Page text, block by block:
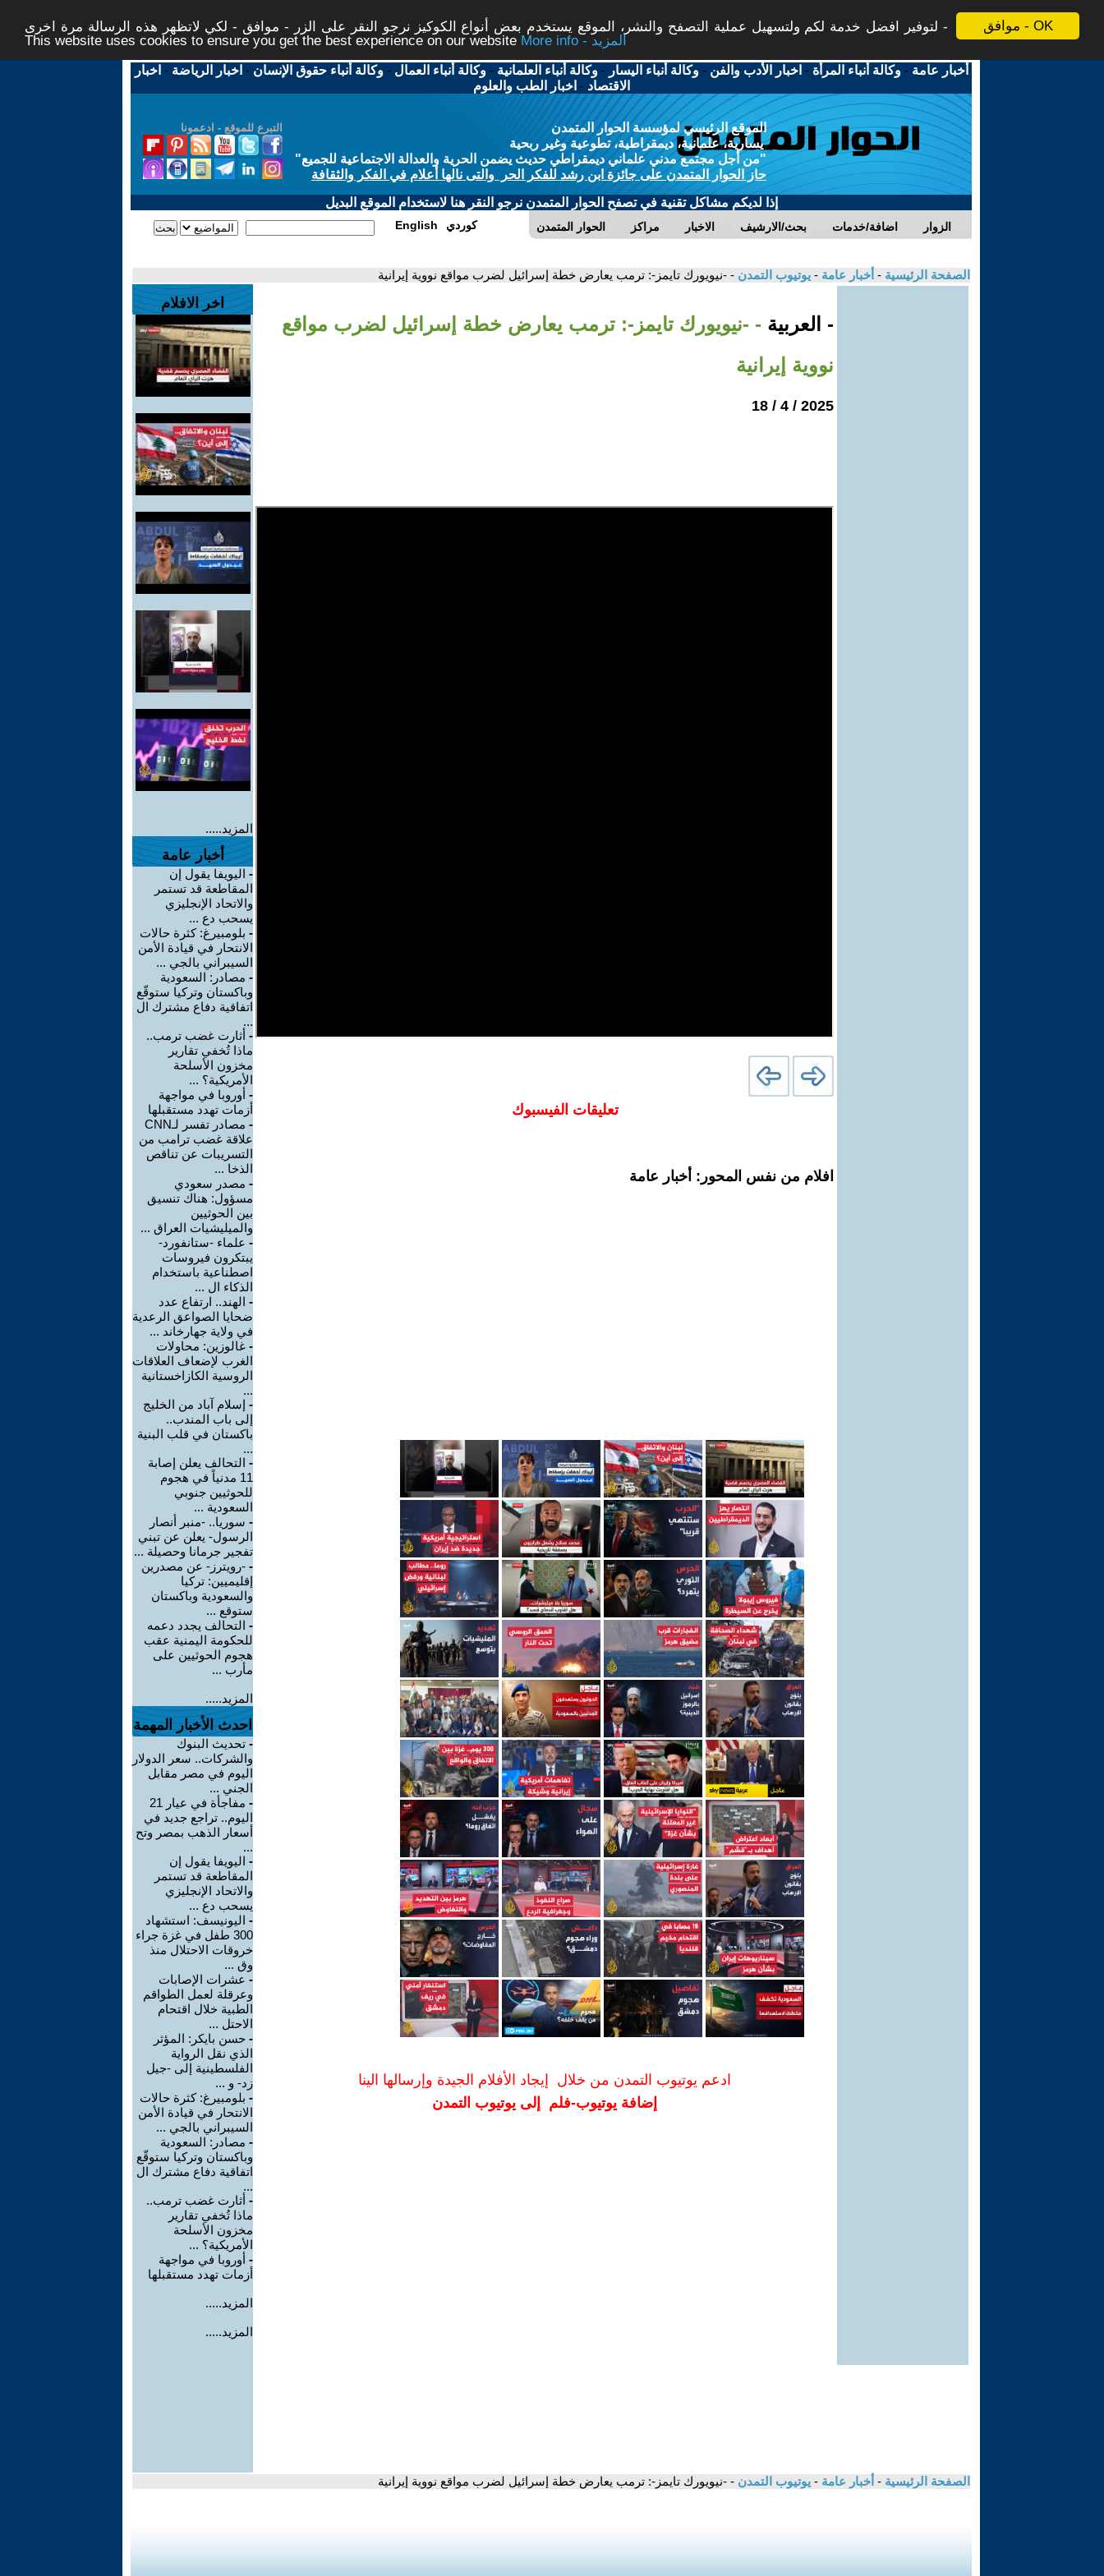
موافق - OK
لتوفير افضل خدمة لكم ولتسهيل عملية التصفح والنشر، الموقع يستخدم بعض أنواع الكوكيز نرجو النقر على الزر - موافق - لكي لاتظهر هذه الرسالة مرة اخرى -
This website uses cookies to ensure you get the best experience on our website
More info - المزيد
أخبار عامة -وكالة أنباء المرأة - اخبار الأدب والفن -وكالة أنباء اليسار -وكالة أنباء العلمانية -وكالة أنباء العمال -وكالة أنباء حقوق الإنسان - اخبار الرياضة - اخبار
الاقتصاد - اخبار الطب والعلوم
التبرع للموقع - ادعمونا
الموقع الرئيسي لمؤسسة الحوار المتمدن
يسارية، علمانية، ديمقراطية، تطوعية وغير ربحية
"من أجل مجتمع مدني علماني ديمقراطي حديث يضمن الحرية والعدالة الاجتماعية للجميع"
حاز الحوار المتمدن على جائزة ابن رشد للفكر الحر والتى نالها أعلام في الفكر والثقافة
إذا لديكم مشاكل تقنية في تصفح الحوار المتمدن نرجو النقر هنا لاستخدام الموقع البديل
الحوار المتمدن مراكز الاخبار بحث/الارشيف اضافة/خدمات الزوار English كوردي
الصفحة الرئيسية - أخبار عامة - يوتيوب التمدن - -نيويورك تايمز-: ترمب يعارض خطة إسرائيل لضرب مواقع نووية إيرانية
- العربية - -نيويورك تايمز-: ترمب يعارض خطة إسرائيل لضرب مواقع
نووية إيرانية
2025 / 4 / 18
تعليقات الفيسبوك
افلام من نفس المحور: أخبار عامة
ادعم يوتيوب التمدن من خلال إيجاد الأفلام الجيدة وإرسالها الينا
إضافة يوتيوب-فلم إلى يوتيوب التمدن
اخر الافلام
المزيد.....
أخبار عامة
- اليويفا يقول إن
المقاطعة قد تستمر
والاتحاد الإنجليزي
يسحب دع ...
- بلومبيرغ: كثرة حالات
الانتحار في قيادة الأمن
السيبراني بالجي ...
- مصادر: السعودية
وباكستان وتركيا ستوقّع
اتفاقية دفاع مشترك ال
...
- أثارت غضب ترمب..
ماذا تُخفي تقارير
مخزون الأسلحة
الأمريكية؟ ...
- أوروبا في مواجهة
أزمات تهدد مستقبلها
-
مصادر تفسر لـCNN
علاقة غضب ترامب من
التسريبات عن تناقص
الذخا ...
- مصدر سعودي
مسؤول: هناك تنسيق
بين الحوثيين
والميليشيات العراق ...
- علماء -ستانفورد-
يبتكرون فيروسات
اصطناعية باستخدام
الذكاء ال ...
- الهند.. ارتفاع عدد
ضحايا الصواعق الرعدية
في ولاية جهارخاند ...
- غالوزين: محاولات
الغرب لإضعاف العلاقات
الروسية الكازاخستانية
...
- إسلام آباد من الخليج
إلى باب المندب..
باكستان في قلب البنية
...
- التحالف يعلن إصابة
11 مدنياً في هجوم
للحوثيين جنوبي
السعودية ...
- سوريا.. -منبر أنصار
الرسول- يعلن عن تبني
تفجير جرمانا وحصيلة ...
- -رويترز- عن مصدرين
إقليميين: تركيا
والسعودية وباكستان
ستوقع ...
- التحالف يجدد دعمه
للحكومة اليمنية عقب
هجوم الحوثيين على
مأرب ...
المزيد.....
احدث الأخبار المهمة
- تحديث البنوك
والشركات.. سعر الدولار
اليوم في مصر مقابل
الجني ...
-
مفاجأة في عيار 21
اليوم.. تراجع جديد في
أسعار الذهب بمصر وتح
...
- اليويفا يقول إن
المقاطعة قد تستمر
والاتحاد الإنجليزي
يسحب دع ...
- اليونيسف: استشهاد
300 طفل في غزة جراء
خروقات الاحتلال منذ
وق ...
- عشرات الإصابات
وعرقلة لعمل الطواقم
الطبية خلال اقتحام
الاحتل ...
- حسن بايكر: المؤثر
الذي نقل الرواية
الفلسطينية إلى -جيل
زد- و ...
- بلومبيرغ: كثرة حالات
الانتحار في قيادة الأمن
السيبراني بالجي ...
- مصادر: السعودية
وباكستان وتركيا ستوقّع
اتفاقية دفاع مشترك ال
...
- أثارت غضب ترمب..
ماذا تُخفي تقارير
مخزون الأسلحة
الأمريكية؟ ...
- أوروبا في مواجهة
أزمات تهدد مستقبلها
المزيد.....
المزيد.....
الصفحة الرئيسية - أخبار عامة - يوتيوب التمدن - -نيويورك تايمز-: ترمب يعارض خطة إسرائيل لضرب مواقع نووية إيرانية